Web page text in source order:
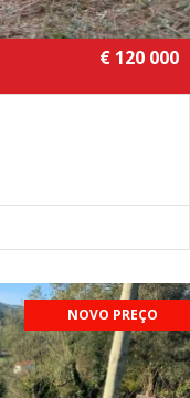
€ 120 000
NOVO PREÇO